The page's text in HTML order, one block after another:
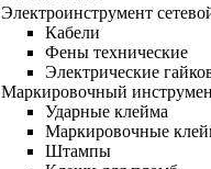
Электроинструмент
Кабели
Фены технические
Электрические
Маркировочный
Ударные клейма
Маркировочные
Штампы